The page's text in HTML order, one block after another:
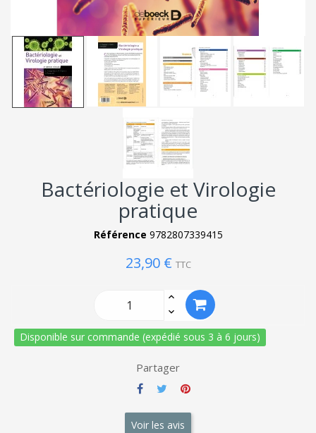
Bactériologie et Virologie
pratique
Référence 9782807339415
23,90 € TTC
Disponible sur commande (expédié sous 3 à 6 jours)
Partager
Voir les avis